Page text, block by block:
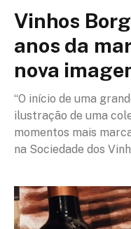
Vinhos
anos da
nova
“O início de uma
ilustração de uma
momentos mais
na Sociedade dos